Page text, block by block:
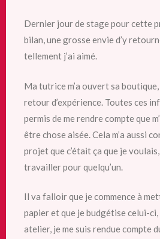
Dernier jour de stage pour cette
bilan, une grosse envie d’y
tellement j’ai aimé.
Ma tutrice m’a ouvert sa
retour d’expérience. Toutes ces
permis de me rendre compte que
être chose aisée. Cela m’a aussi
projet que c’était ça que je
travailler pour quelqu’un.
Il va falloir que je commence à
papier et que je budgétise celui-ci,
atelier, je me suis rendue compte